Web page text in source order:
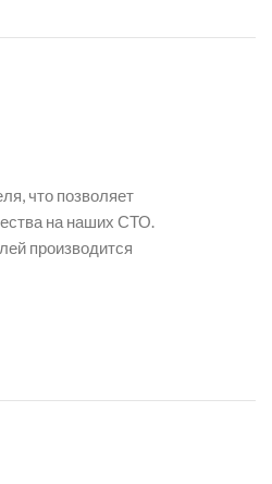
что позволяет
на наших СТО.
производится